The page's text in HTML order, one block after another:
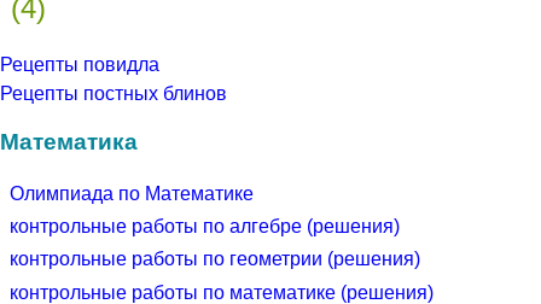
(4)
Рецепты повидла
Рецепты постных блинов
Математика
Олимпиада по Математике
контрольные работы по алгебре (решения)
контрольные работы по геометрии (решения)
контрольные работы по математике (решения)